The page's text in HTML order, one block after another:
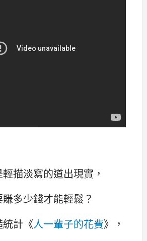
描淡寫的道出現實，
多少錢才能輕鬆？
計《人一輩子的花費》，